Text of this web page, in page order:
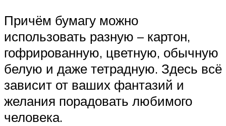
Причём бумагу можно
использовать разную – картон,
гофрированную, цветную, обычную
белую и даже тетрадную. Здесь всё
зависит от ваших фантазий и
желания порадовать любимого
человека.